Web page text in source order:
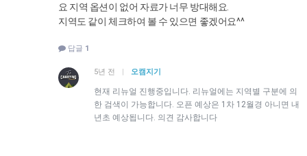
요 지역 옵션이 없어 자료가 너무 방대해요.
지역도 같이 체크하여 볼 수 있으면 좋겠어요^^
답글 1
5년 전 | 오캠지기
현재 리뉴얼 진행중입니다. 리뉴얼에는 지역별 구분에 의
한 검색이 가능합니다. 오픈 예상은 1차 12월경 아니면 내
년초 예상됩니다. 의견 감사합니다